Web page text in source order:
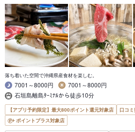
落ち着いた空間で沖縄県産食材を楽しむ。
7001～8000円
7001～8000円
石垣島離島ﾀｰﾐﾅﾙから徒歩10分
【アプリ予約限定】最大800ポイント還元対象店 口コ
ポイントプラス対象店